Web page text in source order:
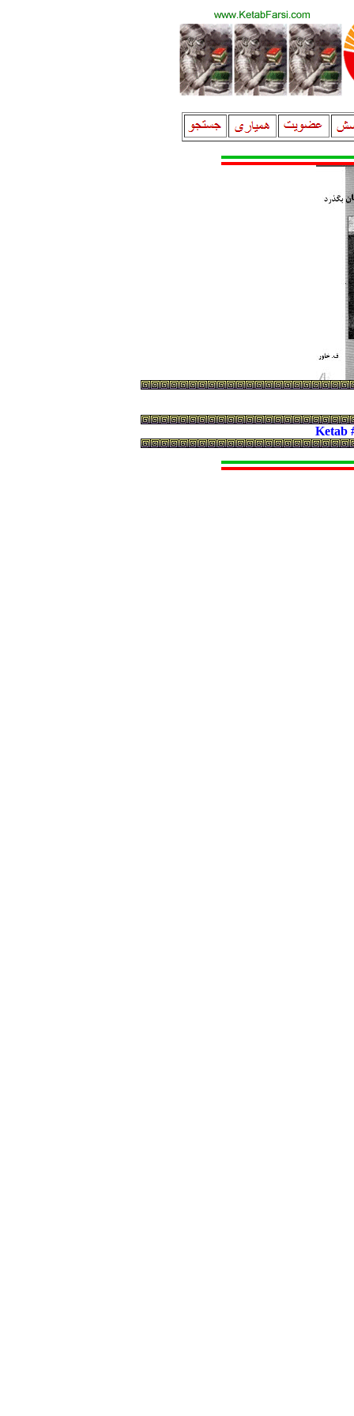
Ketab